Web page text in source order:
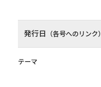
発行日 （各号へのリンク）
テーマ